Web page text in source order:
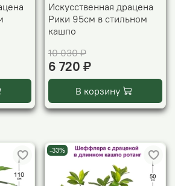
Искусственная драцена
Рики 95см в стильном
кашпо
10 030 ₽
6 720 ₽
В корзину
-33%